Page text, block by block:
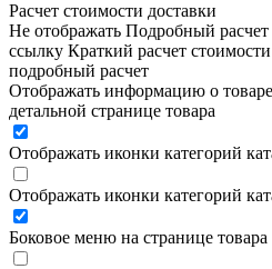
Расчет стоимости доставки
Не отображать Подробный
ссылку Краткий расчет
подробный расчет
Отображать информацию о
детальной странице товара
Отображать иконки категорий
Отображать иконки категорий
Боковое меню на странице товара